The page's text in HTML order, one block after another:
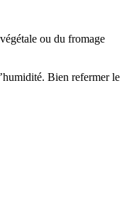
ou du fromage
Bien refermer le